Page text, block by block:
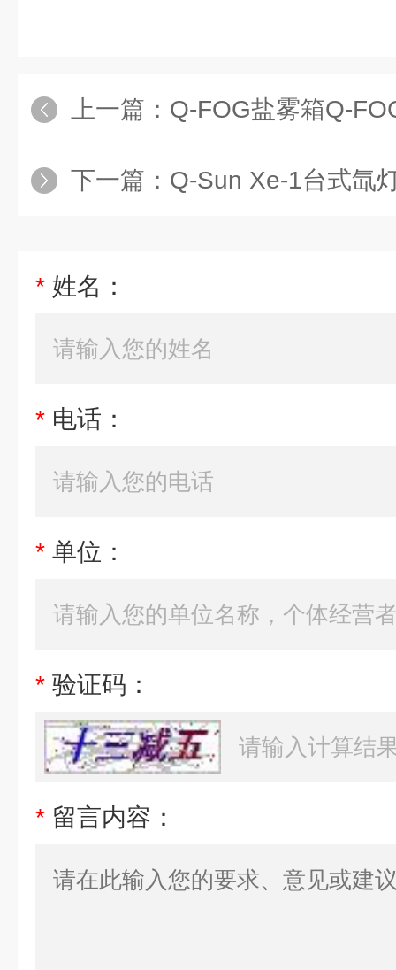
上一篇： Q-FOG盐雾箱Q-FOG
下一篇： Q-Sun Xe-1台式氙灯耐候老
* 姓名：
* 电话：
* 单位：
* 验证码：
* 留言内容：